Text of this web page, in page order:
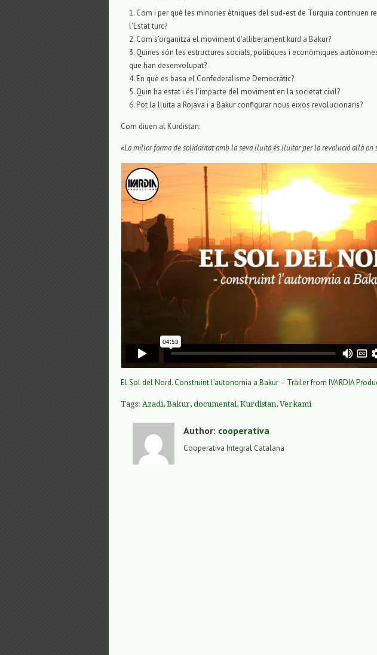
Com i per què les minories ètniques del sud-est de Turquia continuen
l’Estat turc?
Com s’organitza el moviment d’alliberament kurd a Bakur?
Quines són les estructures socials, polítiques i econòmiques
que han desenvolupat?
En què es basa el Confederalisme Democràtic?
Quin ha estat i és l’impacte del moviment en la societat civil?
Pot la lluita a Rojava i a Bakur configurar nous eixos revolucionaris?
Com diuen al Kurdistan:
«La millor forma de solidaritat amb la seva lluita és lluitar per la revolució allà on
El Sol del Nord. Construint l’autonomia a Bakur – Tràilerfrom IVARDIA
Tags: Azadi, Bakur, documental, Kurdistan, Verkami
Author: cooperativa
Cooperativa Integral Catalana